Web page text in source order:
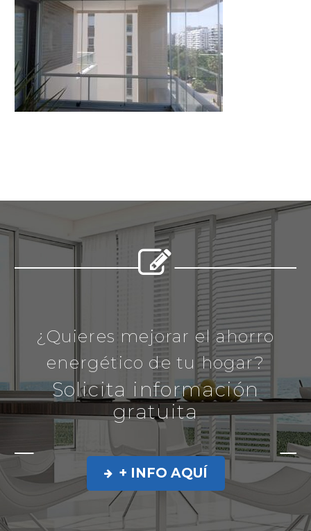


¿Quieres mejorar el ahorro
energético de tu hogar?
Solicita información
gratuita
 + INFO AQUÍ